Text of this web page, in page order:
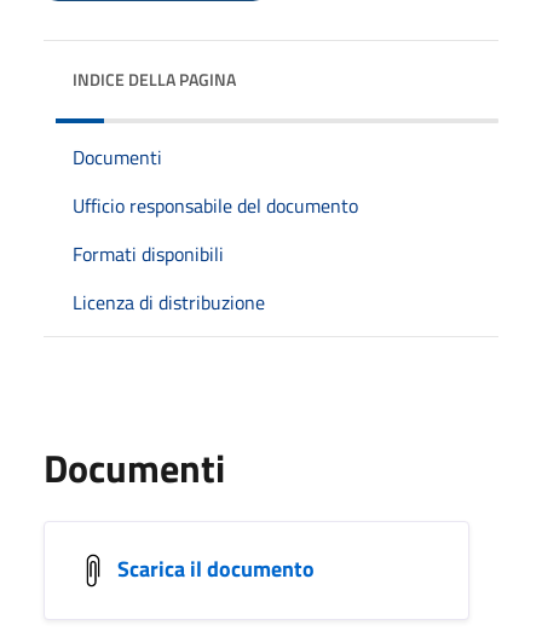
INDICE DELLA PAGINA
Documenti
Ufficio responsabile del documento
Formati disponibili
Licenza di distribuzione
Documenti
Scarica il documento